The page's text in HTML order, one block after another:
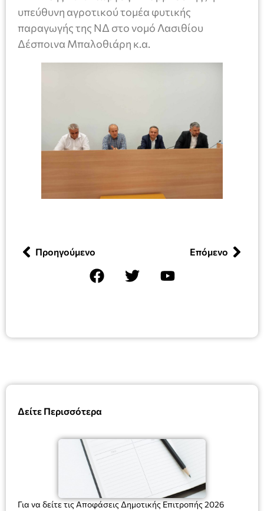
Δείτε Περισσότερα
Για να δείτε τις Αποφάσεις Δημοτικής Επιτροπής 2026
υπεύθυνη αγροτικού τομέα φυτικής
παραγωγής της ΝΔ στο νομό Λασιθίου
Δέσποινα Μπαλοθιάρη κ.α.
Προηγούμενο Επόμενο